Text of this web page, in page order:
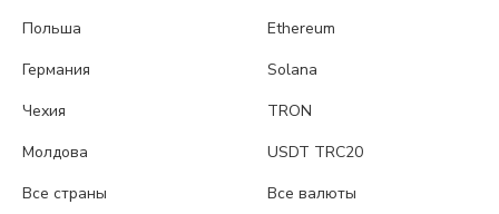
Польша
Германия
Чехия
Молдова
Все страны
Ethereum
Solana
TRON
USDT TRC20
Все валюты